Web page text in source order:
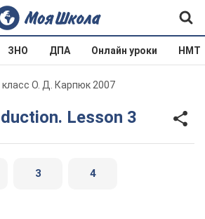
ЗНО ДПА Онлайн уроки НМТ
класс О. Д. Карпюк 2007
Lesson 3
3 4